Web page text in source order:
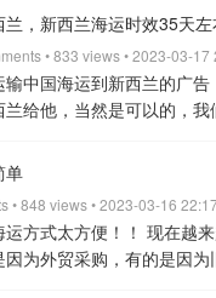
求而定）手机24小时等着
GST税=（货值+关税+
十个立方米价格有优惠！！
加里/埃德蒙顿大概要40天
料有；装箱单 收货地址
司税号 收货地址，联系
照，并且需要再过去的两
购买一年以上的才可以满
拿大移民搬家只需要提供
海关 面试证明这批货物是
：876303801view all
托运及运输流程 1、询价；
核对货物数量体积，确认
货、确认货物数量后签收
兰为例： 1、如果买2-3
柜的区别：整柜和散柜的
个客户的货物，货物越
费标准： 散货价格：比如
米是950人民币；10立方
集装箱装的下，我们就
他城市，需要怎么运输呢
体的运输流程是这样的——
品名给我，我会给你报价
3.货物到达我们仓库后，
25天左右
装箱尺寸：20尺柜：内容
12.04米X2.34米X2.34米,
毛重一般为22吨,体积为
，新西兰海运时效35天
• 833 views • 2023-03-17
中国海运到新西兰的广
给他，当然是可以的，
中国国内的物流将货物
到我，找我咨询运输货物
输价格。然后把我们仓库的
份货物的清单给我们，
派送过去。中国广州深圳
单
• 848 views • 2023-03-16
方式太方便！！ 现在越
为外贸采购，有的是因